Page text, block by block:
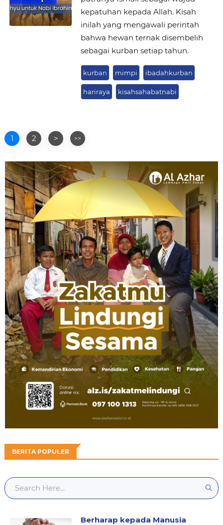
kepatuhan kepada Allah. Kisah
inilah yang mengawali perintah
bahwa hewan ternak disembelih
sebagai kurban setiap tahun.
kurban mimpi ibadahkurban
hariraya kisahsahabatnabi
1 2 > >>
BERITA POPULER
Berharap kepada Manusia